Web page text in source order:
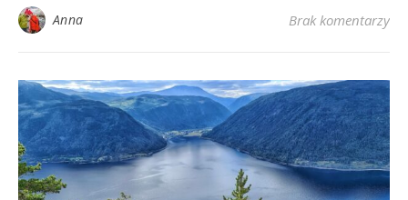
Anna Brak komentarzy